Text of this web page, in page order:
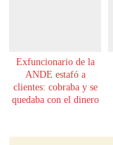
Exfuncionario de la
ANDE estafó a
clientes: cobraba y se
quedaba con el dinero